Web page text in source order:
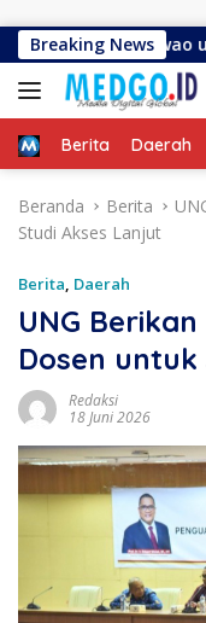
Breaking News
Biawao untuk
HomeBerita Daerah
Beranda Berita
Studi Akses Lanjut
Berita, Daerah
UNG
Dosen
Redaksi
18 Juni 2026